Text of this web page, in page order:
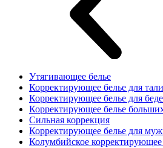
Утягивающее белье
Корректирующее белье для
Корректирующее белье для
Корректирующее белье
Сильная коррекция
Корректирующее белье для
Колумбийское корректирующее